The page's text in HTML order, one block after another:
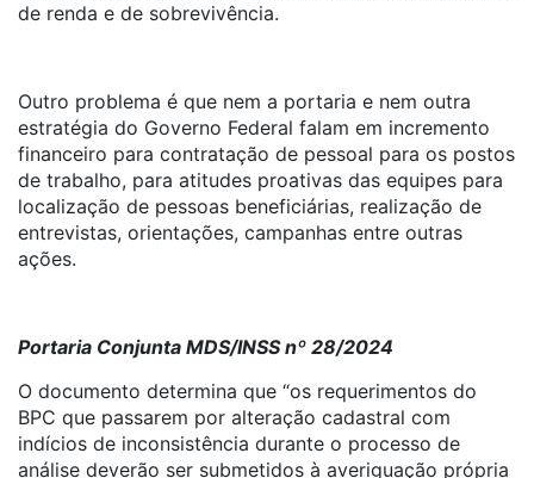
de renda e de sobrevivência.
Outro problema é que nem a portaria e nem outra
estratégia do Governo Federal falam em incremento
financeiro para contratação de pessoal para os postos
de trabalho, para atitudes proativas das equipes para
localização de pessoas beneficiárias, realização de
entrevistas, orientações, campanhas entre outras
ações.
Portaria Conjunta MDS/INSS nº 28/2024
O documento determina que “os requerimentos do
BPC que passarem por alteração cadastral com
indícios de inconsistência durante o processo de
análise deverão ser submetidos à averiguação própria